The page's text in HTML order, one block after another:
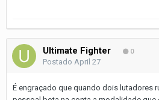
Ultimate Fighter 0
Postado April 27
É engraçado que quando dois lutadores